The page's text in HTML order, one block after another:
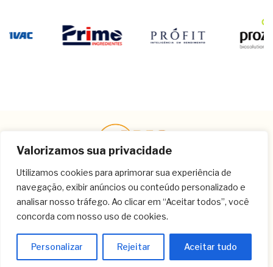
Valorizamos sua privacidade
Utilizamos cookies para aprimorar sua experiência de
navegação, exibir anúncios ou conteúdo personalizado e
analisar nosso tráfego. Ao clicar em “Aceitar todos”, você
concorda com nosso uso de cookies.
Personalizar Rejeitar Aceitar tudo
Contato
(11) 3259-8266